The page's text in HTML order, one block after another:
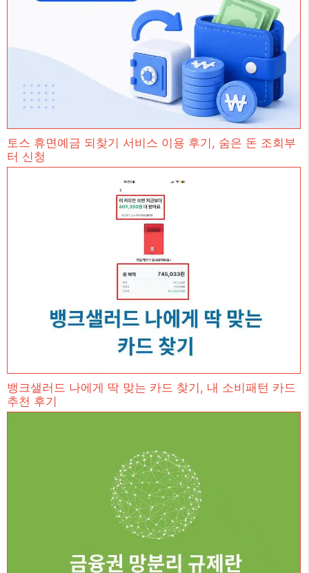
토스 휴면예금 되찾기 서비스 이용 후기, 숨은 돈 조회부
터 신청
뱅크샐러드 나에게 딱 맞는 카드 찾기, 내 소비패턴 카드
추천 후기